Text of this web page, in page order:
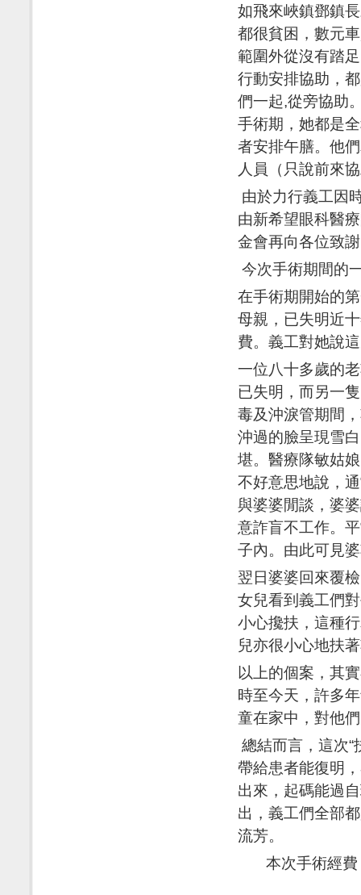
如飛來峽鎮鄧鎮
都很貧困，數元
範圍外從沒有踏
行動安排協助，
們一起,從旁協助
手術期，她都是
者安排午膳。他
人員（只說前來
由於力行義工因
由新希望眼科醫
金會再向各位致
今次手術期間的
在手術期開始的
母親，已失明近
費。義工對她說
一位八十多歲的
已失明，而另一
毒及沖淚管期間
沖過的臉呈現雪
堪。醫療隊敏姑
不好意思地說，
與婆婆閒談，婆
意詐盲不工作。
子內。由此可見
翌日婆婆回來覆
女兒看到義工們
小心攙扶，這種
兒亦很小心地扶
以上的個案，其
時至今天，許多
童在家中，對他
總結而言，這次“
帶給患者能復明
出來，起碼能過
出，義工們全部
流芳。
本次手術經費